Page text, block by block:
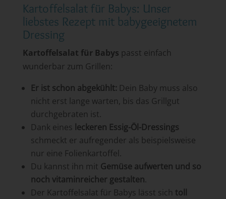
Kartoffelsalat für Babys: Unser
liebstes Rezept mit babygeeignetem
Dressing
Kartoffelsalat für Babys passt einfach
wunderbar zum Grillen:
Er ist schon abgekühlt: Dein Baby muss also
nicht erst lange warten, bis das Grillgut
durchgebraten ist.
Dank eines leckeren Essig-Öl-Dressings
schmeckt er aufregender als beispielsweise
nur eine Folienkartoffel.
Du kannst ihn mit Gemüse aufwerten und so
noch vitaminreicher gestalten.
Der Kartoffelsalat für Babys lässt sich toll